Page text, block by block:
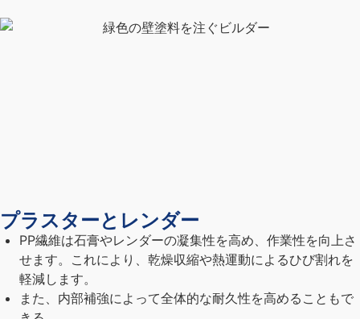
プラスターとレンダー
PP繊維は石膏やレンダーの凝集性を高め、作業性を向上さ
せます。これにより、乾燥収縮や熱運動によるひび割れを
軽減します。
また、内部補強によって全体的な耐久性を高めることもで